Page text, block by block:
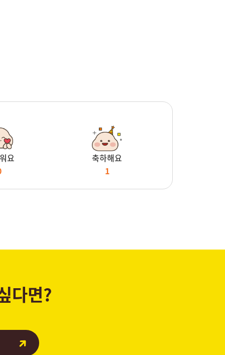
요
축하해요
1
다면?